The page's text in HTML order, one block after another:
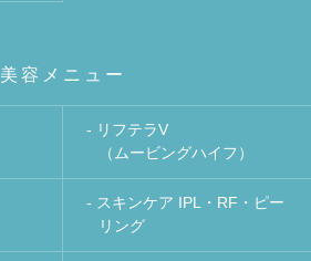
美容メニュー
- リフテラV
（ムービングハイフ）
- スキンケア IPL・RF・ピー
リング